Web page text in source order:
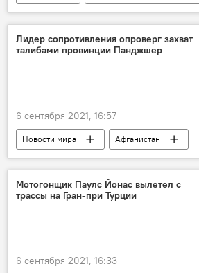
грузоперевозки
Латвийская железная дорога (LDz)
Украина
Лидер сопротивления опроверг захват
талибами провинции Панджшер
6 сентября 2021, 16:57
Новости мира
Афганистан
конфликт
"Талибан"
Мотогонщик Паулс Йонас вылетел с
трассы на Гран-при Турции
6 сентября 2021, 16:33